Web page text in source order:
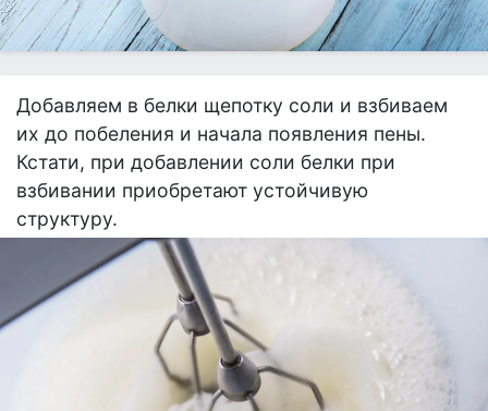
Добавляем в белки щепотку соли и взбиваем
их до побеления и начала появления пены.
Кстати, при добавлении соли белки при
взбивании приобретают устойчивую
структуру.